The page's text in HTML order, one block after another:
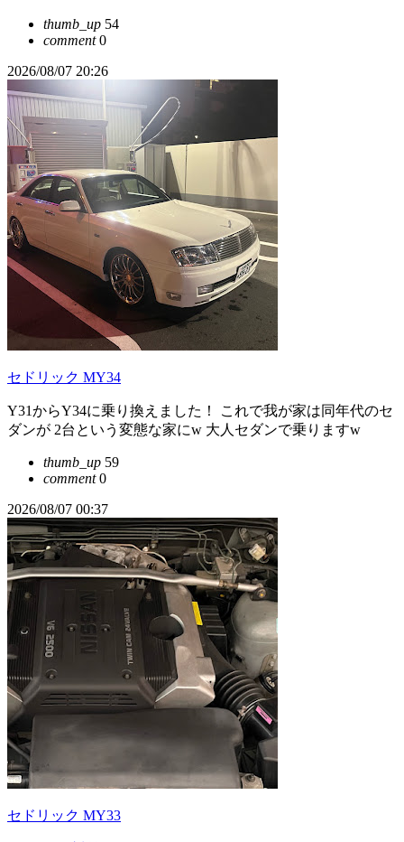
thumb_up 54
comment0
2026/08/07 20:26
セドリック MY34
Y31からY34に乗り換えました！ これで我が家は同年代のセ
ダンが 2台という変態な家にw 大人セダンで乗りますw
thumb_up 59
comment0
2026/08/07 00:37
セドリック MY33